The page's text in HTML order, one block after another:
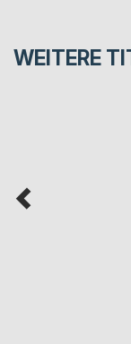
WEITERE